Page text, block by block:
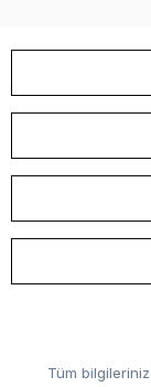
Tüm bilgileriniz